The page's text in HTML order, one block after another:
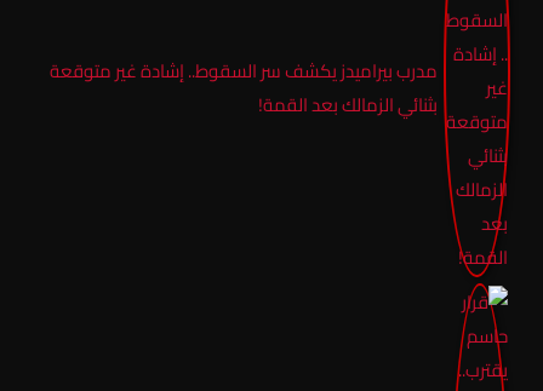
مدرب بيراميدز يكشف سر السقوط.. إشادة غير متوقعة
بثنائي الزمالك بعد القمة!